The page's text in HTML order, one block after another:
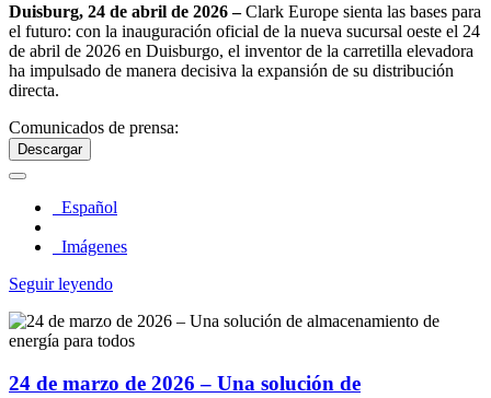
Duisburg, 24 de abril de 2026 –Clark Europe sienta las bases para
el futuro: con la inauguración oficial de la nueva sucursal oeste el 24
de abril de 2026 en Duisburgo, el inventor de la carretilla elevadora
ha impulsado de manera decisiva la expansión de su distribución
directa.
Comunicados de prensa:
Descargar
Español
Imágenes
Seguir leyendo
24 de marzo de 2026 – Una solución de